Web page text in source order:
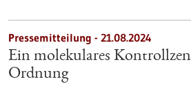
Pressemitteilung - 21.08.2024
Ein molekulares
Ordnung